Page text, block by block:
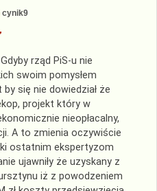
cynik9
rząd PiS-u nie
swoim pomysłem
się nie dowiedział że
projekt który w
nieopłacalny,
A to zmienia oczywiście
ostatnim ekspertyzom
ujawniły że uzyskany z
iż z powodzeniem